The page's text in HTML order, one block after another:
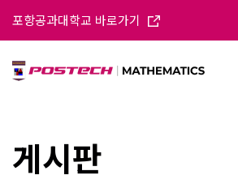
포항공과대학교 바로가기
게시판